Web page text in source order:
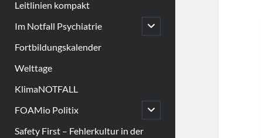
Leitlinien kompakt
Im Notfall Psychiatrie
open
child
Fortbildungskalender
Welttage
KlimaNOTFALL
FOAMio Politix
open
child
Safety First – Fehlerkultur in der